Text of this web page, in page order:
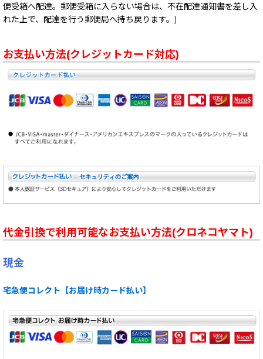
便受箱へ配達。郵便受箱に入らない場合は、不在配達通知書を差し入
れた上で、配達を行う郵便局へ持ち戻ります。)
お支払い方法(クレジットカード対応)
代金引換で利用可能なお支払い方法(クロネコヤマト)
現金
宅急便コレクト【お届け時カード払い】